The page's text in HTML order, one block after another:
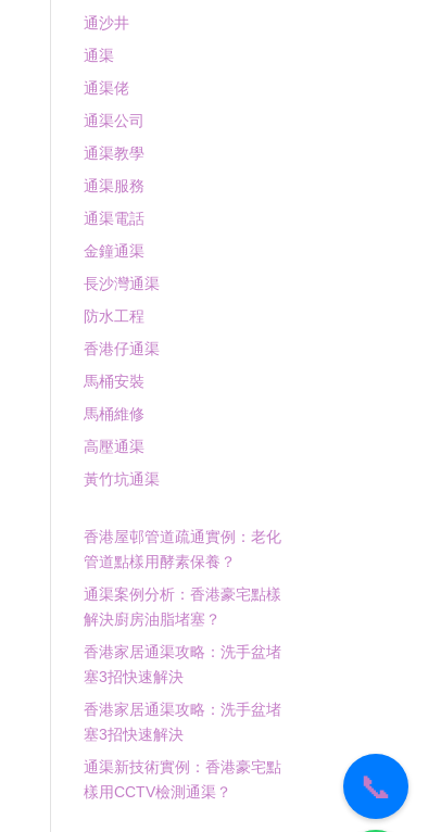
通沙井
通渠
通渠佬
通渠公司
通渠教學
通渠服務
通渠電話
金鐘通渠
長沙灣通渠
防水工程
香港仔通渠
馬桶安裝
馬桶維修
高壓通渠
黃竹坑通渠
香港屋邨管道疏通實例：老化
管道點樣用酵素保養？
通渠案例分析：香港豪宅點樣
解決廚房油脂堵塞？
香港家居通渠攻略：洗手盆堵
塞3招快速解決
香港家居通渠攻略：洗手盆堵
塞3招快速解決
通渠新技術實例：香港豪宅點
樣用CCTV檢測通渠？
📞